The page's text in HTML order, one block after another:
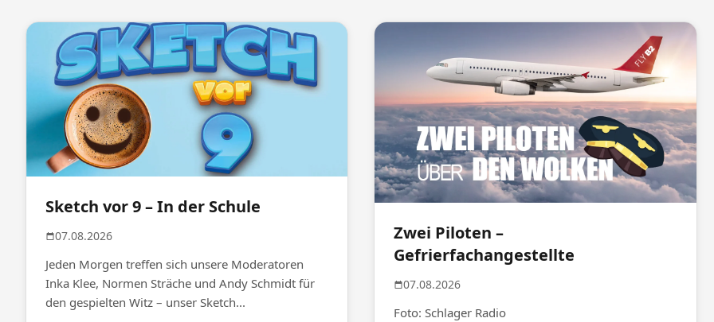
Sketch vor 9 – In der Schule
07.08.2026
Jeden Morgen treffen sich unsere Moderatoren
Inka Klee, Normen Sträche und Andy Schmidt für
den gespielten Witz – unser Sketch...
Zwei Piloten –
Gefrierfachangestellte
07.08.2026
Foto: Schlager Radio